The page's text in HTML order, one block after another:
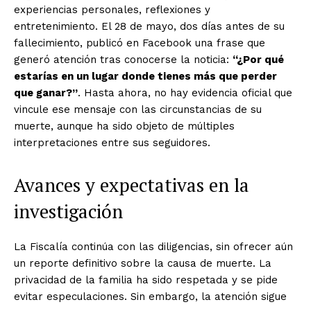
experiencias personales, reflexiones y
entretenimiento. El 28 de mayo, dos días antes de su
fallecimiento, publicó en Facebook una frase que
generó atención tras conocerse la noticia: “¿Por qué
estarías en un lugar donde tienes más que perder
que ganar?”. Hasta ahora, no hay evidencia oficial que
vincule ese mensaje con las circunstancias de su
muerte, aunque ha sido objeto de múltiples
interpretaciones entre sus seguidores.
Avances y expectativas en la
investigación
La Fiscalía continúa con las diligencias, sin ofrecer aún
un reporte definitivo sobre la causa de muerte. La
privacidad de la familia ha sido respetada y se pide
evitar especulaciones. Sin embargo, la atención sigue